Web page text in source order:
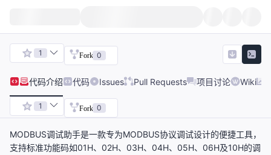
1 Fork 0
代码介绍 代码 Issues Pull Requests 项目讨论 Wiki
1 Fork 0
MODBUS调试助手是一款专为MODBUS协议调试设计的便捷工具，
支持标准功能码如01H、02H、03H、04H、05H、06H及10H的调